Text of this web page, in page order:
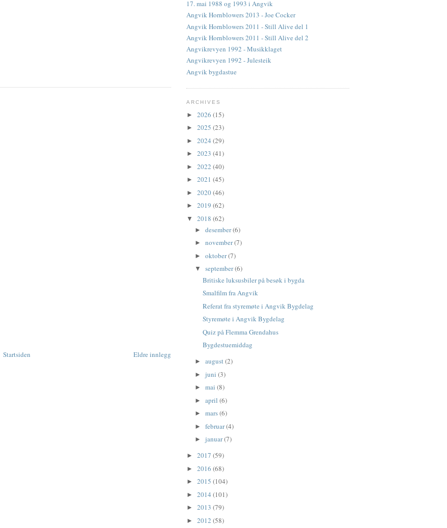
Eldre innlegg
Startsiden
17. mai 1988 og 1993 i Angvik
Angvik Hornblowers 2013 - Joe Cocker
Angvik Hornblowers 2011 - Still Alive del 1
Angvik Hornblowers 2011 - Still Alive del 2
Angvikrevyen 1992 - Musikklaget
Angvikrevyen 1992 - Julesteik
Angvik bygdastue
ARCHIVES
► 2026 (15)
► 2025 (23)
► 2024 (29)
► 2023 (41)
► 2022 (40)
► 2021 (45)
► 2020(46)
► 2019 (62)
▼ 2018 (62)
► desember(6)
► november(7)
► oktober(7)
▼ september(6)
Britiske luksusbiler på besøk i bygda
Smalfilm fra Angvik
Referat fra styremøte i Angvik Bygdelag
Styremøte i Angvik Bygdelag
Quiz på Flemma Grendahus
Bygdestuemiddag
► august(2)
► juni (3)
► mai (8)
► april (6)
► mars(6)
► februar(4)
► januar(7)
► 2017 (59)
► 2016 (68)
► 2015 (104)
► 2014 (101)
► 2013 (79)
► 2012 (58)